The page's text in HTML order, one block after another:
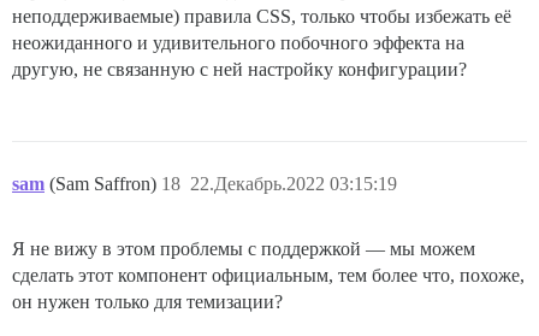
неподдерживаемые) правила CSS, только чтобы избежать её
неожиданного и удивительного побочного эффекта на
другую, не связанную с ней настройку конфигурации?
sam (Sam Saffron) 22.Декабрь.2022 03:15:19
18
Я не вижу в этом проблемы с поддержкой — мы можем
сделать этот компонент официальным, тем более что, похоже,
он нужен только для темизации?